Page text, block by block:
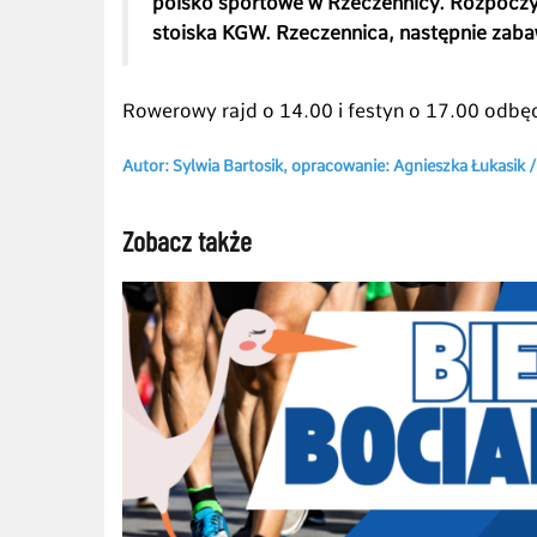
stoiska KGW. Rzeczennica, następnie
Rowerowy rajd o 14.00 i festyn o 17.00
Autor: Sylwia Bartosik, opracowanie: Agnieszka Łukasik
Zobacz także